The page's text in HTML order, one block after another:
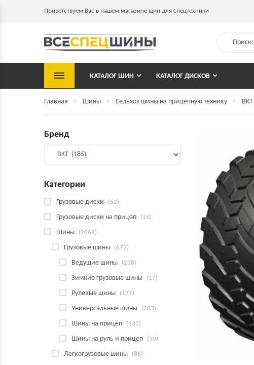
Приветствуем Вас в нашем магазине шин для спецтехники
КАТАЛОГ ШИН КАТАЛОГ ДИСКОВ
Главная Шины Сельхоз шины на прицепную технику
Бренд
Категории
Грузовые диски (52)
Грузовые диски на прицеп (15)
Шины (2068)
Грузовые шины (672)
Ведущие шины (218)
Зимние грузовые шины (17)
Рулевые шины (177)
Универсальные шины (203)
Шины на прицеп (132)
Шины на руль и прицеп (30)
Легкогрузовые шины (86)